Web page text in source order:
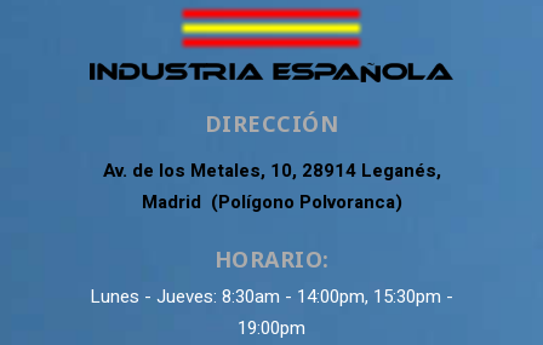
DIRECCIÓN
Av. de los Metales, 10, 28914 Leganés,
Madrid (Polígono Polvoranca)
HORARIO:
Lunes - Jueves: 8:30am - 14:00pm, 15:30pm -
19:00pm